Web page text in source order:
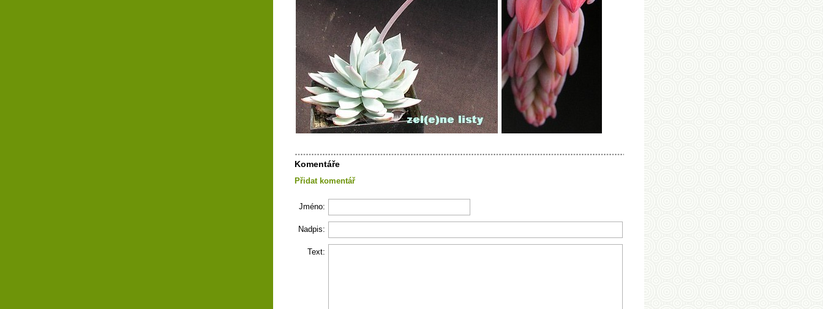
Komentáře
Přidat komentář
Jméno:
Nadpis:
Text: